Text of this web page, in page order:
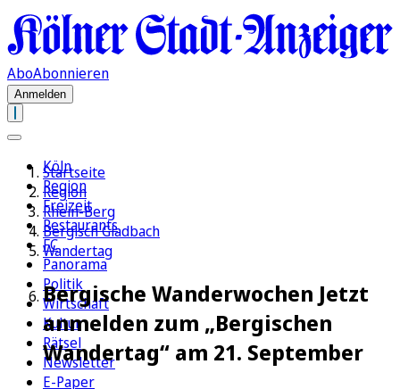
AboAbonnieren
Anmelden
Köln
Region
Freizeit
Restaurants
FC
Panorama
Politik
Wirtschaft
Kultur
Rätsel
Newsletter
E-Paper
Startseite
Region
Rhein-Berg
Bergisch Gladbach
Wandertag
Bergische Wanderwochen Jetzt
anmelden zum „Bergischen
Wandertag“ am 21. September